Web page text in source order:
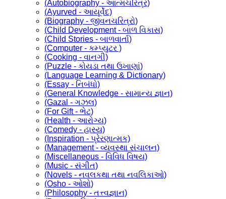
(Autobiography - આત્મચરિત્ર)
(Ayurved - આયૂર્વેદ)
(Biography - જીવનચરિત્રો)
(Child Development - બાળ વિકાસ)
(Child Stories - બાળવાર્તા)
(Computer - કમ્પ્યુટર )
(Cooking - વાનગી)
(Puzzle - કોયડા તથા ઉખાણાં)
(Language Learning & Dictionary)
(Essay - નિબંધો)
(General Knowledge - સામાન્ય જ્ઞાન)
(Gazal - ગઝલ)
(For Gift - ભેટ)
(Health - આરોગ્ય)
(Comedy - હાસ્ય)
(Inspiration - પ્રેરણાત્મક)
(Management - વ્યવસ્થા સંચાલન)
(Miscellaneous - વિવિધ વિષય)
(Music - સંગીત)
(Novels - નવલકથા તથા નવલિકાઓ)
(Osho - ઓશો)
(Philosophy - તત્ત્વજ્ઞાન)